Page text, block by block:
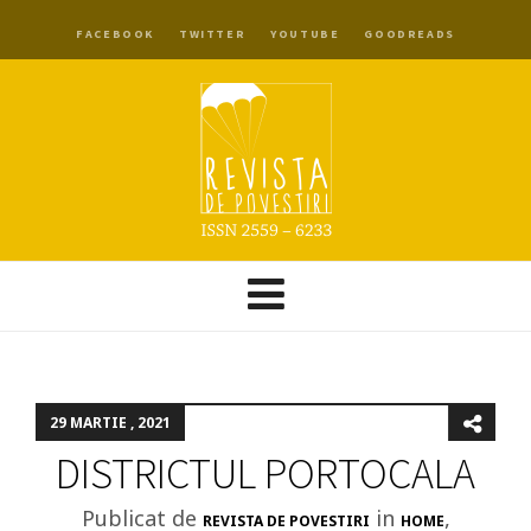
FACEBOOK TWITTER YOUTUBE GOODREADS
29 MARTIE , 2021
DISTRICTUL PORTOCALA
Publicat de REVISTA DE POVESTIRI in HOME,